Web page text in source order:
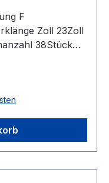
F
Zoll 23Zoll
38Stück
Rippenabstand